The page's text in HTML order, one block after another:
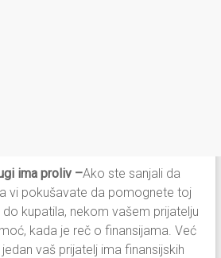
ima proliv –Ako ste sanjali da
vi pokušavate da pomognete toj
kupatila, nekom vašem prijatelju
kada je reč o finansijama. Već
vaš prijatelj ima finansijskih